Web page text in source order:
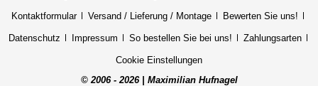
Kontaktformular Versand / Lieferung / Montage Bewerten Sie uns!
Datenschutz Impressum So bestellen Sie bei uns! Zahlungsarten
Cookie Einstellungen
© 2006 - 2026 | Maximilian Hufnagel